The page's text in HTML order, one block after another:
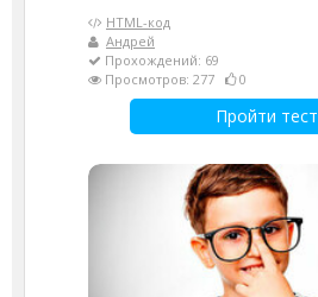
HTML-код
Андрей
Прохождений: 69
Просмотров: 277
0
Пройти тест